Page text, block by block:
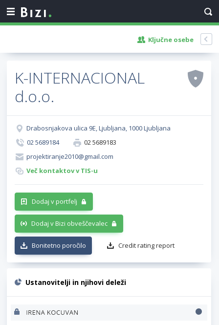
Ključne osebe
K-INTERNACIONAL
d.o.o.
Drabosnjakova ulica 9E, Ljubljana, 1000 Ljubljana
02 5689184
02 5689183
projektiranje2010@gmail.com
Več kontaktov v TIS-u
Dodaj v portfelj
Dodaj v Bizi obveščevalec
Bonitetno poročilo Credit rating report
Ustanovitelji in njihovi deleži